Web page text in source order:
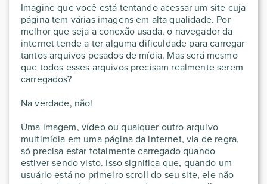
Imagine que você está tentando acessar um site cuja
página tem várias imagens em alta qualidade. Por
melhor que seja a conexão usada, o navegador da
internet tende a ter alguma dificuldade para carregar
tantos arquivos pesados de mídia. Mas será mesmo
que todos esses arquivos precisam realmente serem
carregados?
Na verdade, não!
Uma imagem, vídeo ou qualquer outro arquivo
multimídia em uma página da internet, via de regra,
só precisa estar totalmente carregado quando
estiver sendo visto. Isso significa que, quando um
usuário está no primeiro scroll do seu site, ele não